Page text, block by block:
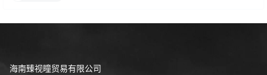
海南臻视瞳贸易有限公司